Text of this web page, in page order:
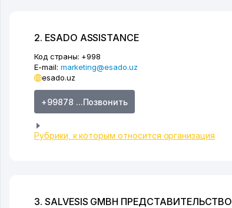
2. ESADO ASSISTANCE
Код страны: +998
E-mail: marketing@esado.uz
esado.uz
+99878 ...Позвонить
Рубрики, к которым относится организация
3. SALVESIS GMBH ПРЕДСТАВИТЕЛЬСТВО